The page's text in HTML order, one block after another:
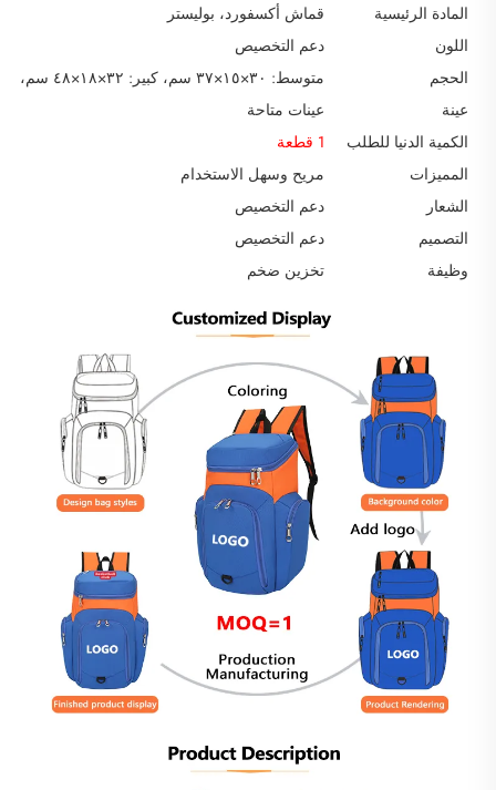
المادة الرئيسية
قماش أكسفورد، بوليستر
اللون
دعم التخصيص
الحجم
متوسط: ٣٠×١٥×٣٧ سم، كبير: ٣٢×١٨×٤٨ سم، كبير جدًّا: ٢٩×٢٠×٤٧ سم أو بأحجام مخصصة
عينة
عينات متاحة
الكمية الدنيا للطلب
1 قطعة
المميزات
مريح وسهل الاستخدام
الشعار
دعم التخصيص
التصميم
دعم التخصيص
وظيفة
تخزين ضخم